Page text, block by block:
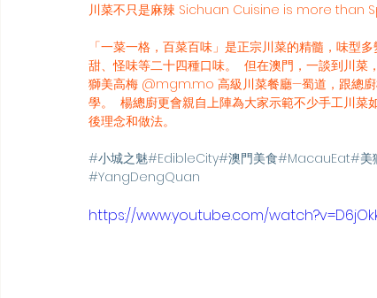
川菜不只是麻辣 Sichuan Cuisine is more than
「一菜一格，百菜百味」是正宗川菜的精髓，味型
甜、怪味等二十四種口味。  但在澳門，一談到川
獅美高梅 @mgm.mo 高級川菜餐廳—蜀道，跟總廚
學。  楊總廚更會親自上陣為大家示範不少手工川
後理念和做法。
#小城之魅#EdibleCity#澳門美食#MacauEat#美
#YangDengQuan
https://www.youtube.com/